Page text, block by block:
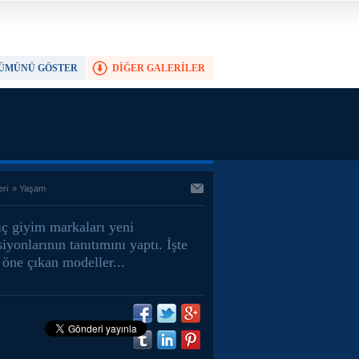
DİĞER GALERİLER
GÖSTER
» Yaşam
giyim markaları yeni
tanıtımını yaptı. İşte
çıkan modeller...